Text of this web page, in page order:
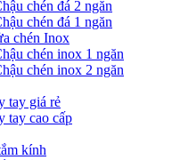
chén đá 2 ngăn
chén đá 1 ngăn
chén Inox
chén inox 1 ngăn
chén inox 2 ngăn
tay giá rẻ
tay cao cấp
kính